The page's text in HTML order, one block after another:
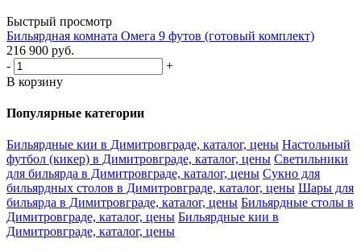
Быстрый просмотр
Бильярдная комната Омега 9 футов (готовый комплект)
216 900 руб.
-
+
В корзину
Популярные категории
Бильярдные кии в Димитровграде, каталог, цены Настольный
футбол (кикер) в Димитровграде, каталог, цены Светильники
для бильярда в Димитровграде, каталог, цены Сукно для
бильярдных столов в Димитровграде, каталог, цены Шары для
бильярда в Димитровграде, каталог, цены Бильярдные столы в
Димитровграде, каталог, цены Бильярдные кии в
Димитровграде, каталог, цены